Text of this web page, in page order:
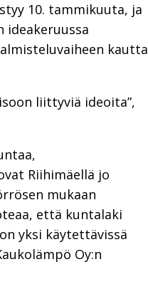
10. tammikuuta, ja
ideakeruussa
kautta
liittyviä ideoita”,
Riihimäellä jo
mukaan
että kuntalaki
yksi käytettävissä
Oy:n